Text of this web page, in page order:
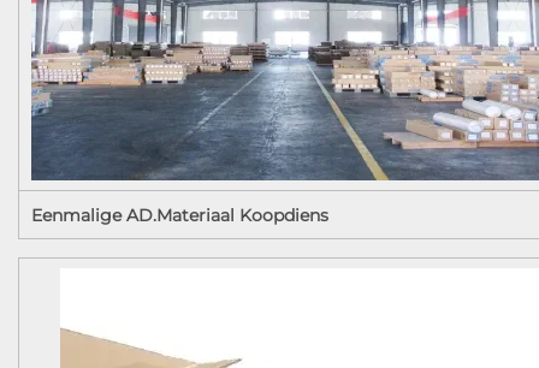
Eenmalige AD.Materiaal Koopdiens